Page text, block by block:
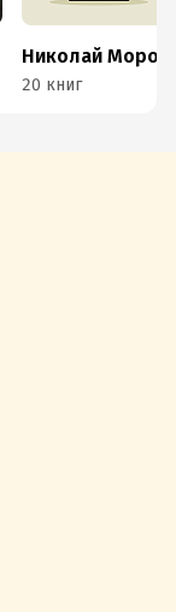
Николай Мороз
20 книг